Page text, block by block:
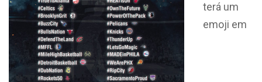
terá um
emoji em